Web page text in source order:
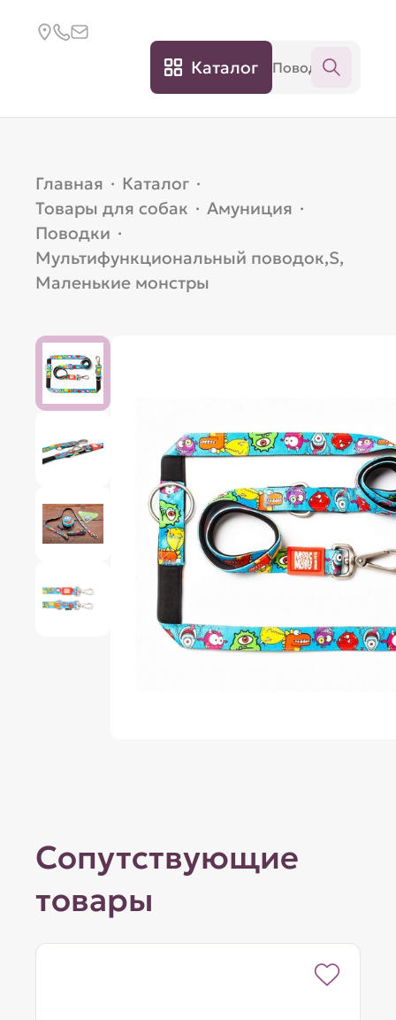
Каталог
Главная · Каталог ·
Товары для собак · Амуниция ·
Поводки ·
Мультифункциональный поводок,S,
Маленькие монстры
Сопутствующие
товары